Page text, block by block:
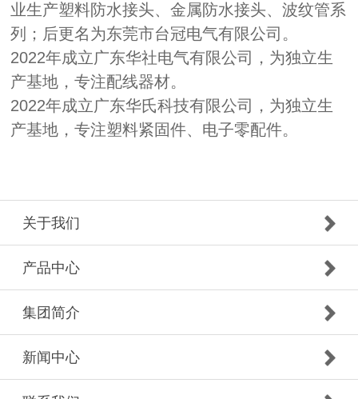
业生产塑料防水接头、金属防水接头、波纹管系
列；后更名为东莞市台冠电气有限公司。
2022年成立广东华社电气有限公司，为独立生
产基地，专注配线器材。
2022年成立广东华氏科技有限公司，为独立生
产基地，专注塑料紧固件、电子零配件。
关于我们
产品中心
集团简介
新闻中心